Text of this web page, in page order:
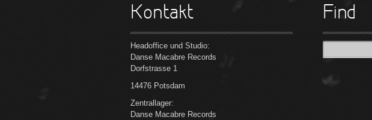
Kontakt
Headoffice und Studio:
Danse Macabre Records
Dorfstrasse 1
14476 Potsdam
Zentrallager:
Danse Macabre Records
Find
Suchen
nach: